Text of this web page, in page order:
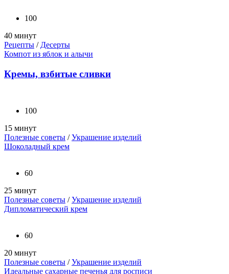
100
40 минут
Рецепты / Десерты
Компот из яблок и алычи
Кремы, взбитые сливки
100
15 минут
Полезные советы /Украшение изделий
Шоколадный крем
60
25 минут
Полезные советы /Украшение изделий
Дипломатический крем
60
20 минут
Полезные советы /Украшение изделий
Идеальные сахарные печенья для росписи